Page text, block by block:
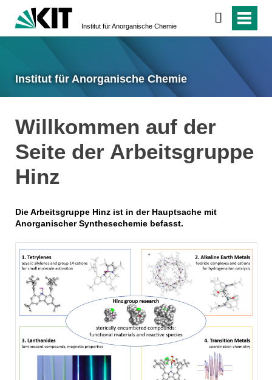
Institut für Anorganische Chemie
Institut für Anorganische Chemie
Willkommen auf der
Seite der Arbeitsgruppe
Hinz
Die Arbeitsgruppe Hinz ist in der Hauptsache mit
Anorganischer Synthesechemie befasst.